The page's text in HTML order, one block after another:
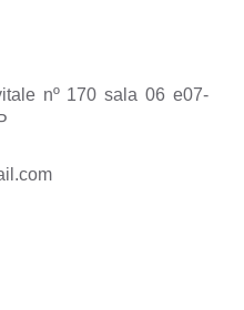
nº 170 sala 06 e07-